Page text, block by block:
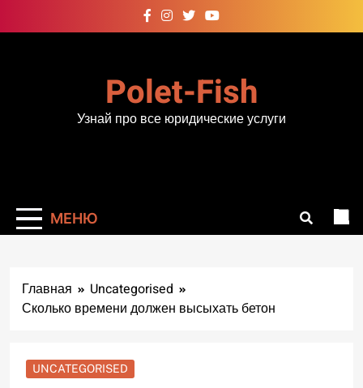
к
Polet-Fish
Узнай про все юридические услуги
МЕНЮ
Главная
Uncategorised
Сколько времени должен высыхать бетон
UNCATEGORISED